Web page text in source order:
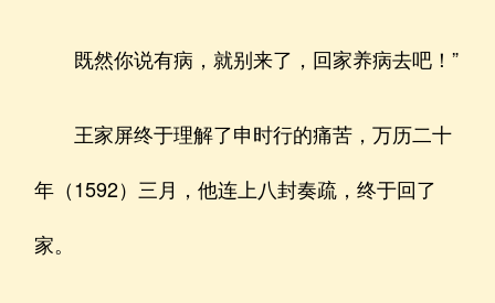
既然你说有病，就别来了，回家养病去吧！”
王家屏终于理解了申时行的痛苦，万历二十
年（1592）三月，他连上八封奏疏，终于回了
家。